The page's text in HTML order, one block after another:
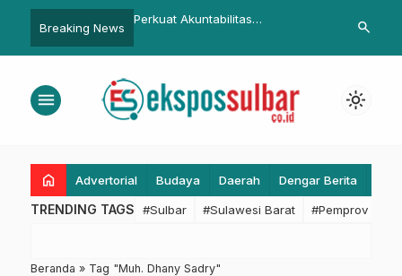
Breaking News
Larangan
Ijazah dan Dokumen
Perkuat Akuntabilitas
Sulbar Ikut Rapat Strategis
2026
Kesbangpol
Melanggar
search
menu light_mode
home Advertorial Budaya Daerah Dengar Berita
TRENDING TAGS #Sulbar #Sulawesi Barat #Pemprov
Beranda » Tag "Muh. Dhany Sadry"